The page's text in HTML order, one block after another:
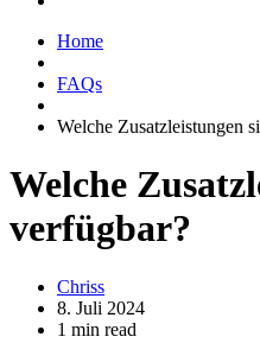
Home
FAQs
Welche Zusatzleistungen
Welche
verfügbar?
Chriss
8. Juli 2024
1 min read